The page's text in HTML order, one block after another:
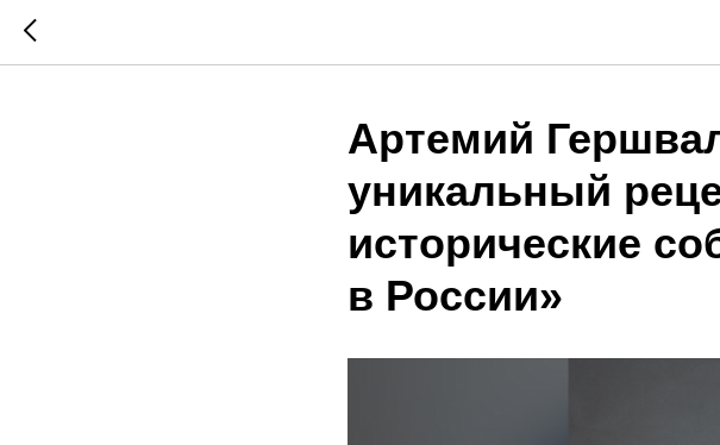
Артемий
уникальный
исторические
в России»